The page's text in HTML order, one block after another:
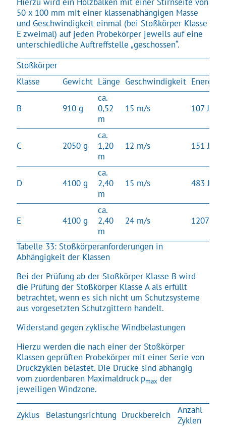
50 x 100 mm mit einer klassenabhängigen Masse
und Geschwindigkeit einmal (bei Stoßkörper Klasse
E zweimal) auf jeden Probekörper jeweils auf eine
unterschiedliche Auftreffstelle „geschossen“.
Stoßkörper
Klasse
Gewicht Länge Geschwindigkeit Energie
B 910 g
ca.
0,52
m
15 m/s 107 J
C 2050 g
ca.
1,20
m
12 m/s 151 J
D 4100 g
ca.
2,40
m
15 m/s 483 J
E 4100 g
ca.
2,40
m
24 m/s 1207 J
Tabelle 33: Stoßkörperanforderungen in
Abhängigkeit der Klassen
Bei der Prüfung ab der Stoßkörper Klasse B wird
die Prüfung der Stoßkörper Klasse A als erfüllt
betrachtet, wenn es sich nicht um Schutzsysteme
aus vorgesetzten Schutzgittern handelt.
Widerstand gegen zyklische Windbelastungen
Hierzu werden die nach einer der Stoßkörper
Klassen geprüften Probekörper mit einer Serie von
Druckzyklen belastet. Die Drücke sind abhängig
vom zuordenbaren Maximaldruck pmax der
jeweiligen Windzone.
Zyklus Belastungsrichtung Druckbereich
Anzahl
Zyklen